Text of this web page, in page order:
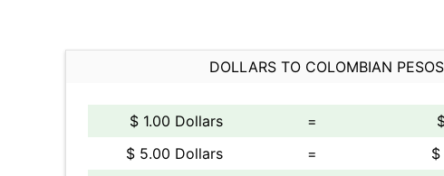
DOLLARS TO COLOMBIAN PESOS
$ 1.00 Dollars =
$ 5.00 Dollars
=
$